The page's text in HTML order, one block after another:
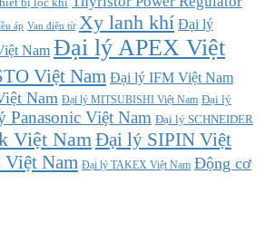
áp Van điện từ Xy lanh khí Đại lý
Nam Đại lý APEX Việt
Việt Nam Đại lý IFM Việt Nam
Nam Đại lý MITSUBISHI Việt Nam Đại lý
Panasonic Việt Nam Đại lý SCHNEIDER
Việt Nam Đại lý SIPIN Việt
Nam Đại lý TAKEX Việt Nam Động cơ